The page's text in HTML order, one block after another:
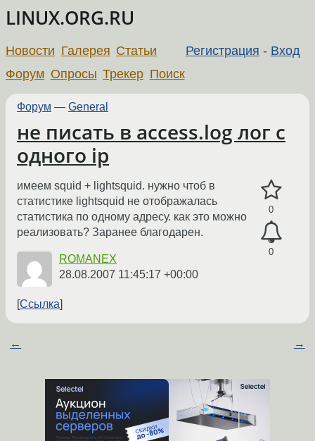
LINUX.ORG.RU
Регистрация - Вход
Новости Галерея Статьи
Форум Опросы Трекер Поиск
Форум — General
не писать в access.log лог с
одного ip
0
0
имеем squid + lightsquid. нужно чтоб в
статистике lightsquid не отображалась
статистика по одному адресу. как это можно
реализовать? Заранее благодарен.
ROMANEX
28.08.2007 11:45:17 +00:00
Ссылка
← →